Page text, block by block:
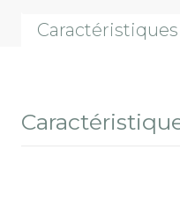
Caractéristiques